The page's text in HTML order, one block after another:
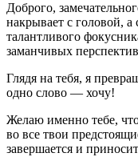
Доброго,
накрывает с головой, а
талантливого
заманчивых перспектив
Глядя на тебя, я
одно слово — хочу!
Желаю именно тебе,
во все твои
завершается и